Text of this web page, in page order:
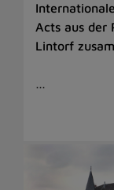
Acts aus der
Lintorf
…